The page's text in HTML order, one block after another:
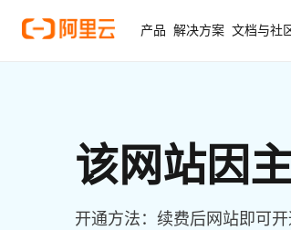
产品 解决方案 文档与社
该网站因
开通方法：续费后网站即可